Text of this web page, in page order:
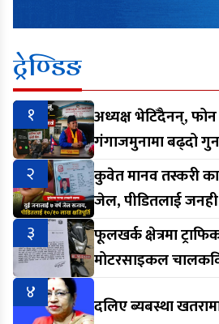
ट्रेण्डिङ
१
अध्यक्ष भेटिँदैनन्,
गंगाजमुनामा बढ्दो
२
कुवेत मानव तस्करी
जेल, पीडितलाई जनही
३
फूलखर्क क्षेत्रमा
मोटरसाइकल
४
दलिए ब्यबस्था